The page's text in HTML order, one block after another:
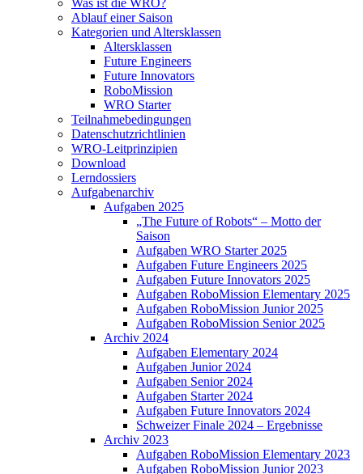
Was ist die WRO?
Ablauf einer Saison
Kategorien und Altersklassen
Altersklassen
Future Engineers
Future Innovators
RoboMission
WRO Starter
Teilnahmebedingungen
Datenschutzrichtlinien
WRO-Leitprinzipien
Download
Lerndossiers
Aufgabenarchiv
Aufgaben 2025
„The Future of Robots“ – Motto der
Saison
Aufgaben WRO Starter 2025
Aufgaben Future Engineers 2025
Aufgaben Future Innovators 2025
Aufgaben RoboMission Elementary 2025
Aufgaben RoboMission Junior 2025
Aufgaben RoboMission Senior 2025
Archiv 2024
Aufgaben Elementary 2024
Aufgaben Junior 2024
Aufgaben Senior 2024
Aufgaben Starter 2024
Aufgaben Future Innovators 2024
Schweizer Finale 2024 – Ergebnisse
Archiv 2023
Aufgaben RoboMission Elementary 2023
Aufgaben RoboMission Junior 2023